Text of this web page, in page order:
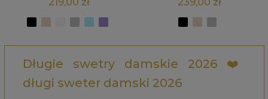
Długie swetry damskie 2026 ❤️
długi sweter damski 2026